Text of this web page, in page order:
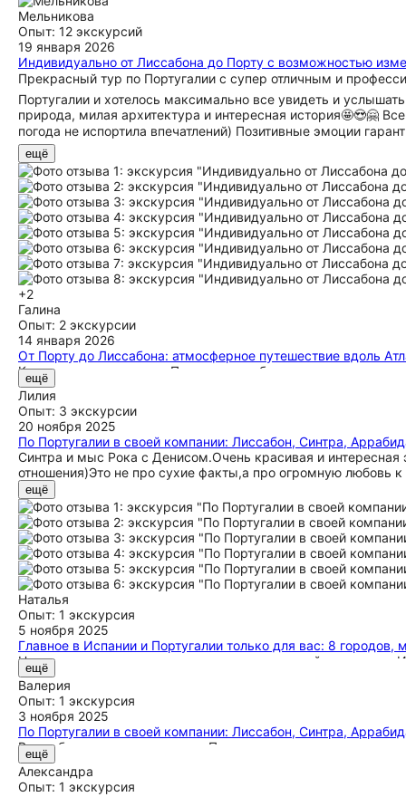
Мельникова
Опыт: 12 экскурсий
19 января 2026
Индивидуально от Лиссабона до Порту с возможностью
Прекрасный тур по Португалии с супер отличным и
Португалии и хотелось максимально все увидеть и
природа, милая архитектура и интересная история🤩😍🤗
погода не испортила впечатлений) Позитивные эмоции
ещё
+2
Галина
Опыт: 2 экскурсии
14 января 2026
От Порту до Лиссабона: атмосферное путешествие вдоль
Когда решили поехать в Португалию, обратились к
который полностью соответствовал нашим пожеланиям.
обратная связь — на все вопросы отвечали быстро и
могли просто отдыхать и ни о чем не переживать.
каких-либо скрытых доплат.
ещё
Лилия
Опыт: 3 экскурсии
20 ноября 2025
По Португалии в своей компании: Лиссабон, Синтра,
Синтра и мыс Рока с Денисом.Очень красивая и интересная
отношения)Это не про сухие факты,а про огромную любовь
ещё
Наталья
Опыт: 1 экскурсия
5 ноября 2025
Главное в Испании и Португалии только для вас: 8 городов,
Нашим гидом и организатором в девятидневной поездке
таких интересных стран, но Юрий сделал всё возможное,
насыщенной: Мадрид, Толедо, Лиссабон, Порту и
Толедо с его особой атмосферой, сказочные замки в
(кстати, там снимали некоторые сцены «Дома Дракона»),
мануэлино. Помимо этого, мы посмотрели множество
Юрий много и интересно рассказывал нам о
старался подстроиться под наши пожелания и делал всё,
водит, а машина у него удобная и комфортабельная, что
ещё
Валерия
Опыт: 1 экскурсия
3 ноября 2025
По Португалии в своей компании: Лиссабон, Синтра,
В октябре путешествовали по Португалии и провели там
успели объехать север и центральную часть страны,
порадовало, что все наши запросы быстро учитывали, а
безопасности и точного соблюдения расписания.
ещё
Александра
Опыт: 1 экскурсия